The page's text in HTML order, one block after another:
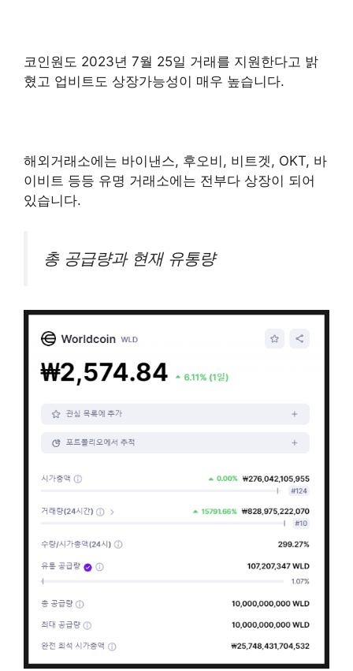
코인원도 2023년 7월 25일 거래를 지원한다고 밝
혔고 업비트도 상장가능성이 매우 높습니다.
해외거래소에는 바이낸스, 후오비, 비트겟, OKT, 바
이비트 등등 유명 거래소에는 전부다 상장이 되어
있습니다.
총 공급량과 현재 유통량